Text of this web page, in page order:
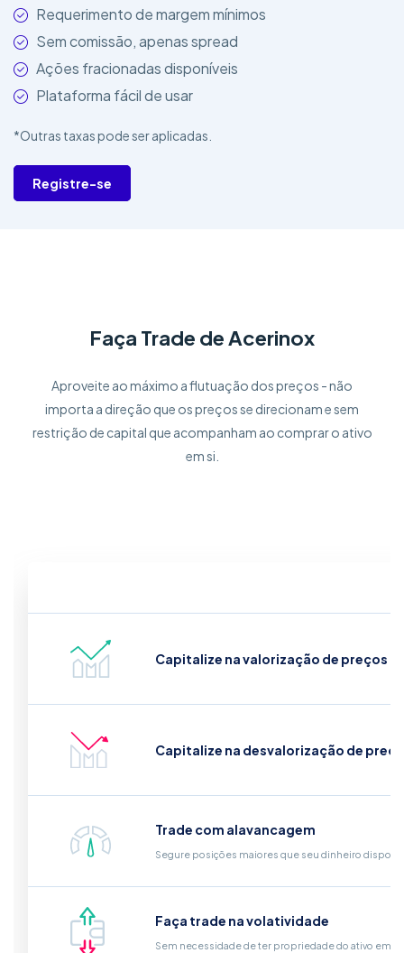
Requerimento de margem mínimos
Sem comissão, apenas spread
Ações fracionadas disponíveis
Plataforma fácil de usar
*Outras taxas pode ser aplicadas.
Registre-se
Faça Trade de Acerinox
Aproveite ao máximo a flutuação dos preços - não
importa a direção que os preços se direcionam e sem
restrição de capital que acompanham ao comprar o ativo
em si.
Capitalize na valorização de preços
Capitalize na desvalorização de
Trade com alavancagem
Segure posições maiores que seu dinheiro
Faça trade na volatividade
Sem necessidade de ter propriedade do ativo em si